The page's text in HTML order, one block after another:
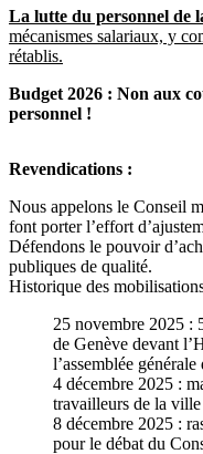
La lutte du personnel de
mécanismes salariaux, y
rétablis.
Budget 2026 : Non aux
personnel !
Revendications :
Nous appelons le Conseil
font porter l’effort
Défendons le pouvoir
publiques de qualité.
Historique des
25 novembre 2025 :
de Genève devant
l’assemblée
4 décembre 2025 :
travailleurs de la
8 décembre 2025 :
pour le débat du